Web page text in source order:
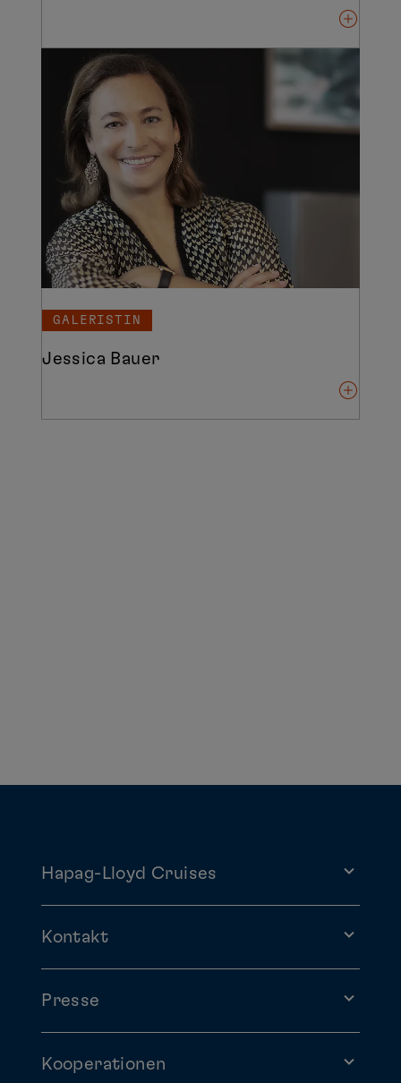
GALERISTIN
Jessica Bauer
Hapag-Lloyd Cruises
Kontakt
Presse
Kooperationen